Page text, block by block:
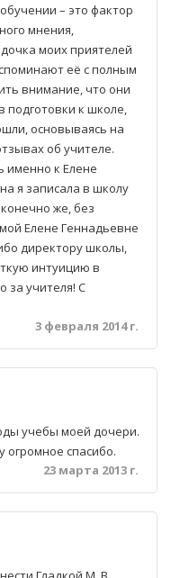
– это фактор
мнения,
моих приятелей
её с полным
внимание, что они
подготовки к школе,
основываясь на
об учителе.
именно к Елене
я записала в школу
же, без
Елене Геннадьевне
директору школы,
интуицию в
за учителя! С
3 февраля 2014 г.
учебы моей дочери.
огромное спасибо.
23 марта 2013 г.